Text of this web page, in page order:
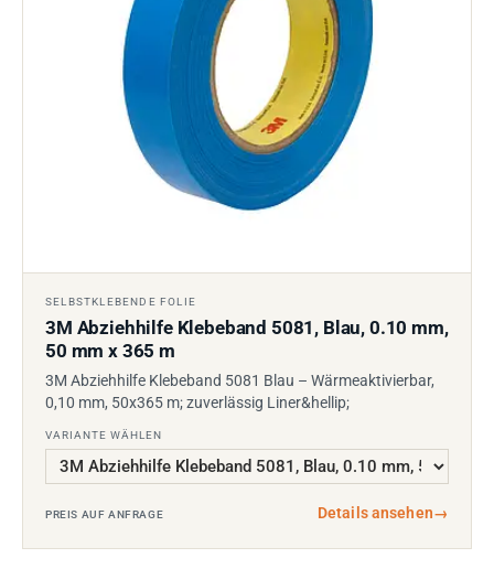
SELBSTKLEBENDE FOLIE
3M Abziehhilfe Klebeband 5081, Blau, 0.10 mm,
50 mm x 365 m
3M Abziehhilfe Klebeband 5081 Blau – Wärmeaktivierbar,
0,10 mm, 50x365 m; zuverlässig Liner&hellip;
VARIANTE WÄHLEN
PREIS AUF ANFRAGE Details ansehen→